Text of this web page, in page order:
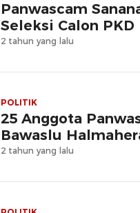
Panwascam
Seleksi Calon PKD
2 tahun yang lalu
POLITIK
25 Anggota
Bawaslu
2 tahun yang lalu